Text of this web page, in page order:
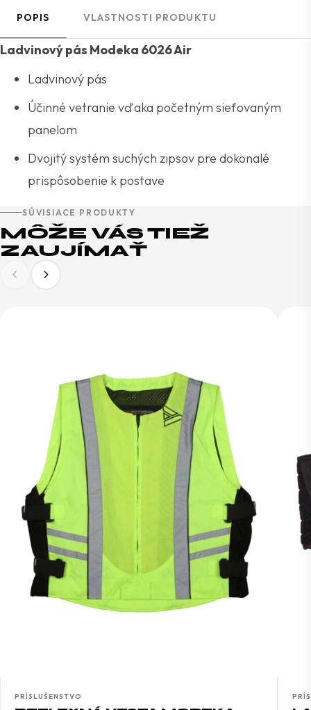
POPIS VLASTNOSTI PRODUKTU
Ladvinový pás Modeka 6026 Air
Ladvinový pás
Účinné vetranie vďaka početným sieťovaným
panelom
Dvojitý systém suchých zipsov pre dokonalé
prispôsobenie k postave
SÚVISIACE PRODUKTY
MÔŽE VÁS TIEŽ
ZAUJÍMAŤ
PRÍSLUŠENSTVO